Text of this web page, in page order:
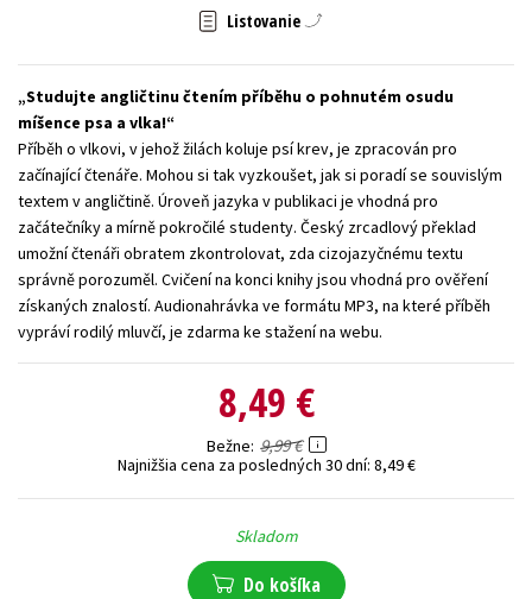
Učebnice
Všetky tituly
Listovanie
Studujte angličtinu čtením příběhu o pohnutém osudu
míšence psa a vlka!
Příběh o vlkovi, v jehož žilách koluje psí krev, je zpracován pro
začínající čtenáře. Mohou si tak vyzkoušet, jak si poradí se souvislým
textem v angličtině. Úroveň jazyka v publikaci je vhodná pro
začátečníky a mírně pokročilé studenty. Český zrcadlový překlad
umožní čtenáři obratem zkontrolovat, zda cizojazyčnému textu
správně porozuměl. Cvičení na konci knihy jsou vhodná pro ověření
získaných znalostí. Audionahrávka ve formátu MP3, na které příběh
vypráví rodilý mluvčí, je zdarma ke stažení na webu.
8,49 €
Bežne 9,99 €
Najnižšia cena za posledných 30 dní: 8,49 €
Skladom
Do košíka